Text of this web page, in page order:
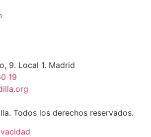
9. Local 1. Madrid
19
Todos los derechos reservados.